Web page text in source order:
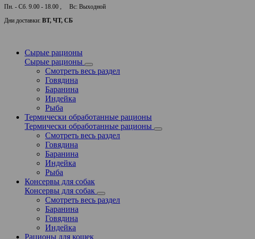
Пн. - Сб. 9.00 - 18.00 , Вс: Выходной
Дни доставки: ВТ, ЧТ, СБ
Сырые рационы
Сырые рационы
Смотреть весь раздел
Говядина
Баранина
Индейка
Рыба
Термически обработанные рационы
Термически обработанные рационы
Смотреть весь раздел
Говядина
Баранина
Индейка
Рыба
Консервы для собак
Консервы для собак
Смотреть весь раздел
Баранина
Говядина
Индейка
Рационы для кошек